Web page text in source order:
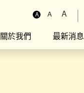
A A A
關於我們 最新消息